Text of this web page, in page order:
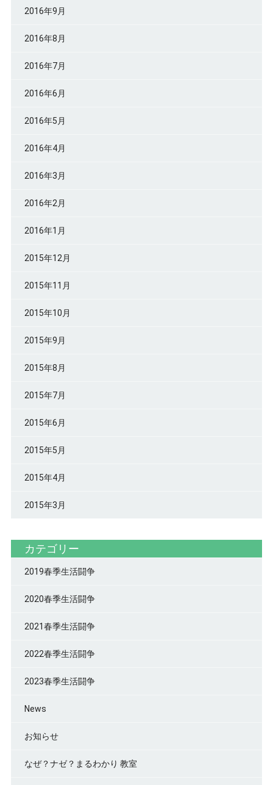
2016年9月
2016年8月
2016年7月
2016年6月
2016年5月
2016年4月
2016年3月
2016年2月
2016年1月
2015年12月
2015年11月
2015年10月
2015年9月
2015年8月
2015年7月
2015年6月
2015年5月
2015年4月
2015年3月
カテゴリー
2019春季生活闘争
2020春季生活闘争
2021春季生活闘争
2022春季生活闘争
2023春季生活闘争
News
お知らせ
なぜ？ナゼ？まるわかり 教室